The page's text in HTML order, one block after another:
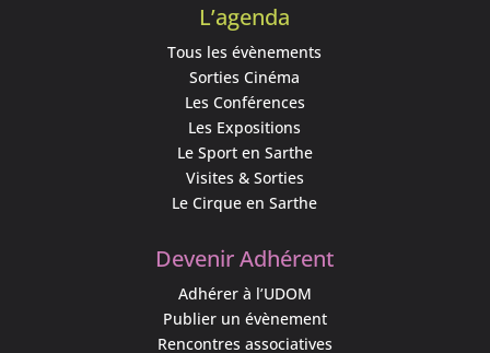
L’agenda
Tous les évènements
Sorties Cinéma
Les Conférences
Les Expositions
Le Sport en Sarthe
Visites & Sorties
Le Cirque en Sarthe
Devenir Adhérent
Adhérer à l’UDOM
Publier un évènement
Rencontres associatives